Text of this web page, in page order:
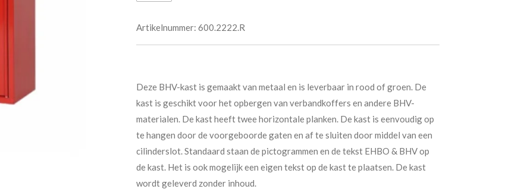
Artikelnummer: 600.2222.R
Deze BHV-kast is gemaakt van metaal en is leverbaar in rood of groen. De
kast is geschikt voor het opbergen van verbandkoffers en andere BHV-
materialen. De kast heeft twee horizontale planken. De kast is eenvoudig op
te hangen door de voorgeboorde gaten en af te sluiten door middel van een
cilinderslot. Standaard staan de pictogrammen en de tekst EHBO & BHV op
de kast. Het is ook mogelijk een eigen tekst op de kast te plaatsen. De kast
wordt geleverd zonder inhoud.